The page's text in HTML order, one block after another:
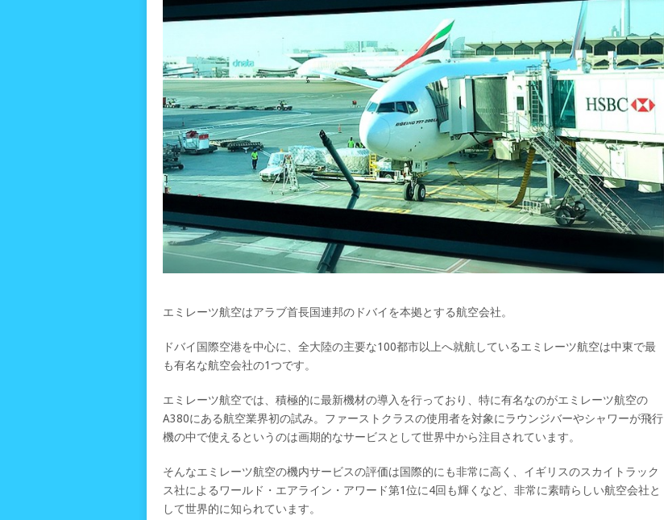
エミレーツ航空はアラブ首長国連邦のドバイを本拠とする航空会社。
ドバイ国際空港を中心に、全大陸の主要な100都市以上へ就航しているエミレーツ航空は中東で最
も有名な航空会社の1つです。
エミレーツ航空では、積極的に最新機材の導入を行っており、特に有名なのがエミレーツ航空の
A380にある航空業界初の試み。ファーストクラスの使用者を対象にラウンジバーやシャワーが飛行
機の中で使えるというのは画期的なサービスとして世界中から注目されています。
そんなエミレーツ航空の機内サービスの評価は国際的にも非常に高く、イギリスのスカイトラック
ス社によるワールド・エアライン・アワード第1位に4回も輝くなど、非常に素晴らしい航空会社と
して世界的に知られています。